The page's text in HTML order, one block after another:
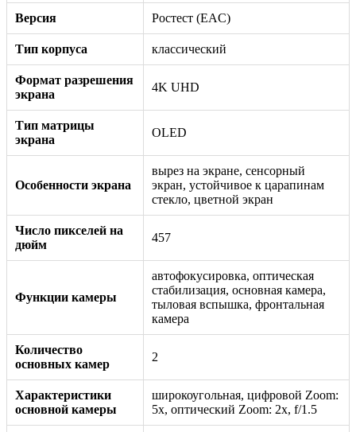
Версия Ростест (EAC)
Тип корпуса классический
Формат разрешения
экрана
4K UHD
Тип матрицы
экрана
OLED
Особенности экрана
вырез на экране, сенсорный
экран, устойчивое к царапинам
стекло, цветной экран
Число пикселей на
дюйм
457
Функции камеры
автофокусировка, оптическая
стабилизация, основная камера,
тыловая вспышка, фронтальная
камера
Количество
основных камер
2
Характеристики
основной камеры
широкоугольная, цифровой Zoom:
5x, оптический Zoom: 2x, f/1.5